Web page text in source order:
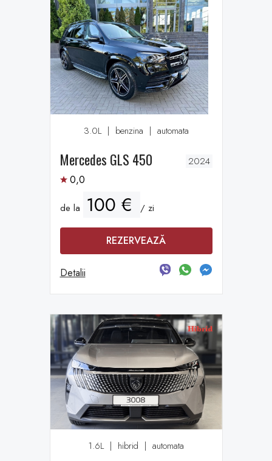
3.0L | benzina | automata
Mercedes GLS 450 2024
0,0
de la 100 € / zi
REZERVEAZĂ
Detalii
1.6L | hibrid | automata